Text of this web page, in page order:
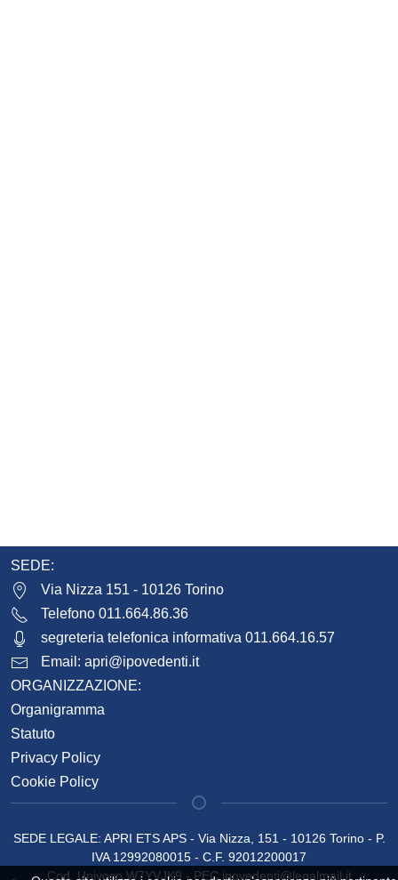
SEDE:
Via Nizza 151 - 10126 Torino
Telefono 011.664.86.36
segreteria telefonica informativa 011.664.16.57
Email: apri@ipovedenti.it
ORGANIZZAZIONE:
Organigramma
Statuto
Privacy Policy
Cookie Policy
SEDE LEGALE: APRI ETS APS - Via Nizza, 151 - 10126 Torino - P.
IVA 12992080015 - C.F. 92012200017
Cod. Univoco W7YVJK9 - PEC ipovedenti@legalmail.it